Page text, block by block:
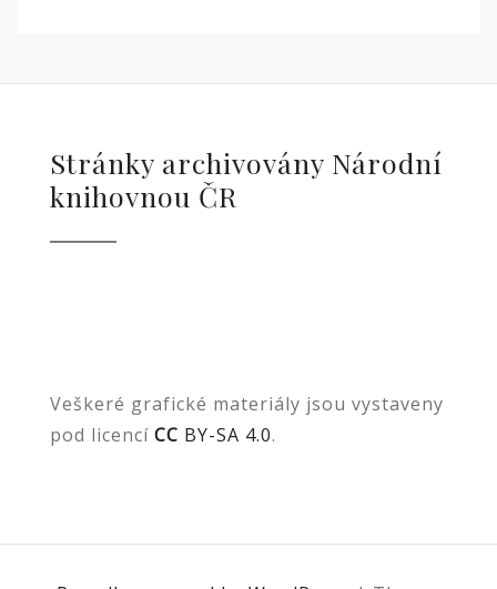
Stránky archivovány Národní
knihovnou ČR
Veškeré grafické materiály jsou vystaveny
pod licencí CC BY-SA 4.0.